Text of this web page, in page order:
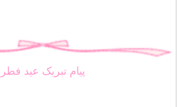
پیام تبریک عید فطر